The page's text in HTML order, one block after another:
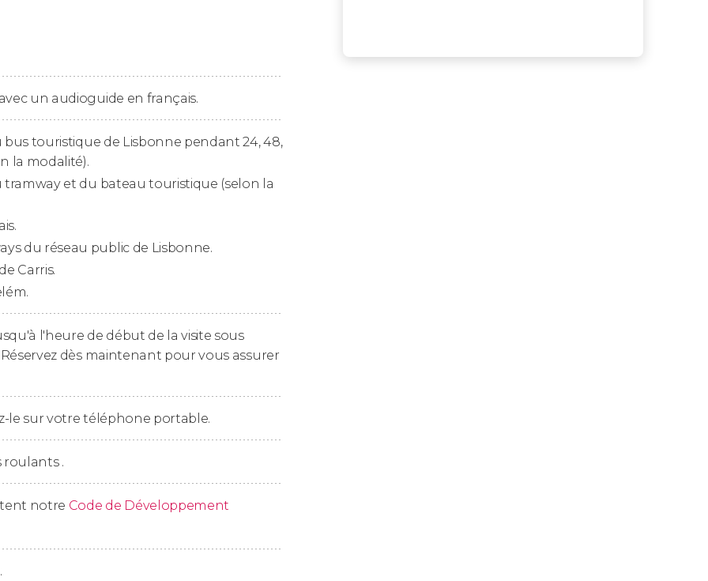
le
du XVIIIᵉ siècle.
.
chaque modalité :
du bus touristique.
jaunes).
touristique à travers le Lisbonne
touristique à travers leLisbonne
du bus touristique.
un audioguide en français.
bus touristique de Lisbonne pendant 24, 48,
la modalité).
tramway et du bateau touristique (selon la
du réseau public de Lisbonne.
Carris.
l'heure de début de la visite sous
dès maintenant pour vous assurer
le sur votre téléphone portable.
roulants .
notre Code de Développement